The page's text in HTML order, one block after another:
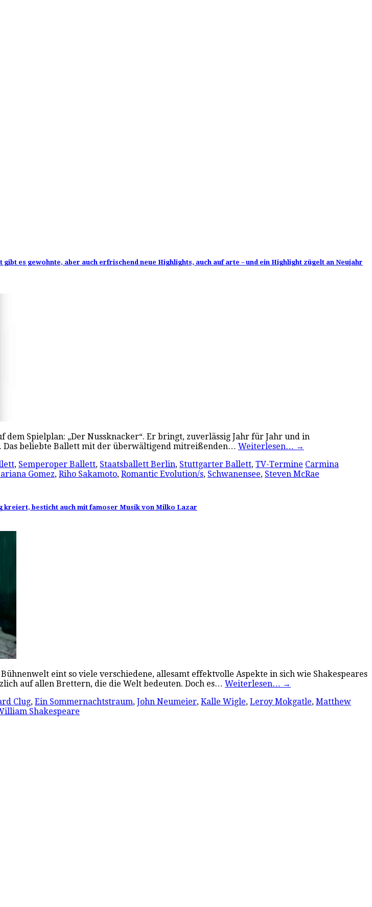
es gewohnte, aber auch erfrischend neue Highlights, auch auf arte – und ein Highlight zügelt an Neujahr
Spielplan: „Der Nussknacker“. Er bringt, zuverlässig Jahr für Jahr und in
Das beliebte Ballett mit der überwältigend mitreißenden… Weiterlesen… →
, Semperoper Ballett, Staatsballett Berlin, Stuttgarter Ballett, TV-Termine Carmina
Gomez, Riho Sakamoto, Romantic Evolution/s, Schwanensee, Steven McRae
kreiert, besticht auch mit famoser Musik von Milko Lazar
eint so viele verschiedene, allesamt effektvolle Aspekte in sich wie Shakespeares
auf allen Brettern, die die Welt bedeuten. Doch es… Weiterlesen… →
Clug, Ein Sommernachtstraum, John Neumeier, Kalle Wigle, Leroy Mokgatle, Matthew
Shakespeare